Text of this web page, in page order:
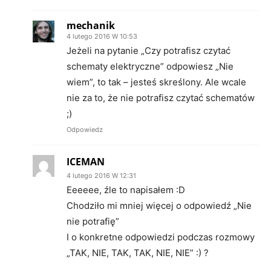
mechanik
4 lutego 2016 W 10:53
Jeżeli na pytanie „Czy potrafisz czytać
schematy elektryczne” odpowiesz „Nie
wiem”, to tak – jesteś skreślony. Ale wcale
nie za to, że nie potrafisz czytać schematów
;)
Odpowiedz
ICEMAN
4 lutego 2016 W 12:31
Eeeeee, źle to napisałem :D
Chodziło mi mniej więcej o odpowiedź „Nie
nie potrafię”
I o konkretne odpowiedzi podczas rozmowy
„TAK, NIE, TAK, TAK, NIE, NIE” :) ?